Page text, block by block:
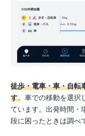
徒歩・電車・車・自転
す。車での移動を選択
ています。出発時間・
段に困ったときは調べ